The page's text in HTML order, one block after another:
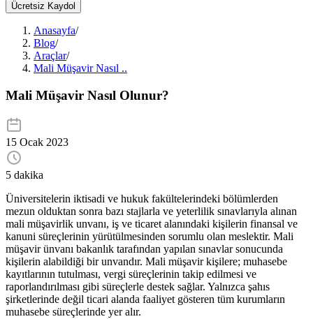
Ücretsiz Kaydol
Anasayfa/
Blog/
Araçlar/
Mali Müşavir Nasıl ..
Mali Müşavir Nasıl Olunur?
15 Ocak 2023
5 dakika
Üniversitelerin iktisadi ve hukuk fakültelerindeki bölümlerden
mezun olduktan sonra bazı stajlarla ve yeterlilik sınavlarıyla alınan
mali müşavirlik unvanı, iş ve ticaret alanındaki kişilerin finansal ve
kanuni süreçlerinin yürütülmesinden sorumlu olan meslektir. Mali
müşavir ünvanı bakanlık tarafından yapılan sınavlar sonucunda
kişilerin alabildiği bir unvandır. Mali müşavir kişilere; muhasebe
kayıtlarının tutulması, vergi süreçlerinin takip edilmesi ve
raporlandırılması gibi süreçlerle destek sağlar. Yalnızca şahıs
şirketlerinde değil ticari alanda faaliyet gösteren tüm kurumların
muhasebe süreçlerinde yer alır.